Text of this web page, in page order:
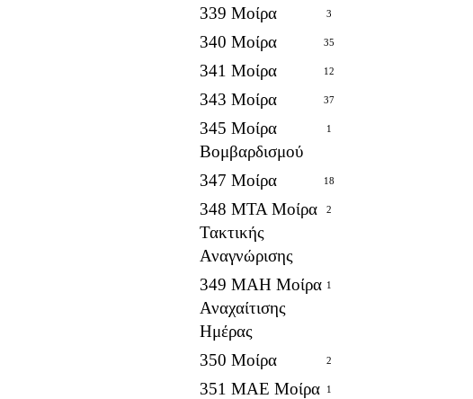
339 Μοίρα 3
340 Μοίρα 35
341 Μοίρα 12
343 Μοίρα 37
345 Μοίρα
Βομβαρδισμού
1
347 Μοίρα 18
348 ΜΤΑ Μοίρα
Τακτικής
Αναγνώρισης
2
349 ΜΑΗ Μοίρα
Αναχαίτισης
Ημέρας
1
350 Μοίρα 2
351 ΜΑΕ Μοίρα
1